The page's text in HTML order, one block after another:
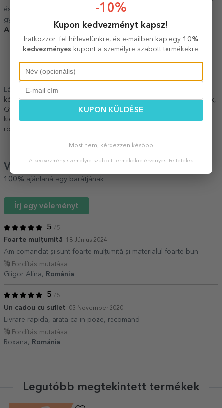
és kisbetűket. 2 és 14 év közötti
gyermekek számára alkalmas.
A személyre szabás nyomtatással történik.
Lásd még másViselhető ajándékok gyerekeknek
készült, személyre szabott rövidnadrágok,A konyha,Tizenévesek
Gyerekek
Minden ajándék gyerekeknek,Minden konyhai
kiegészítő
rövidnadrág fotóval vagy hímzéssel
Vélemények
100% ajánlaná egy barátjának
Írj egy véleményt
5 / 5
Foarte mulțumită 18 Június 2024
Am comandat și sunt foarte mulțumită și materialul foarte bun
Fordítás mutatása
Gligor Alina,
Románia
5 / 5
Un cadou cu suflet 03 November 2020
Livrare rapida, arata ca in poze, recomand
Fordítás mutatása
Roxana,
Románia
Legutóbb megtekintett termékek
-10%
Kupon kedvezményt kapsz!
Iratkozzon fel hírlevelünkre, és e-mailben kap egy 10%
kedvezményes kupont a személyre szabott termékekre.
KUPON KÜLDÉSE
Most nem, kérdezzen később
A kedvezmény személyre szabott termékekre érvényes. Feltételek